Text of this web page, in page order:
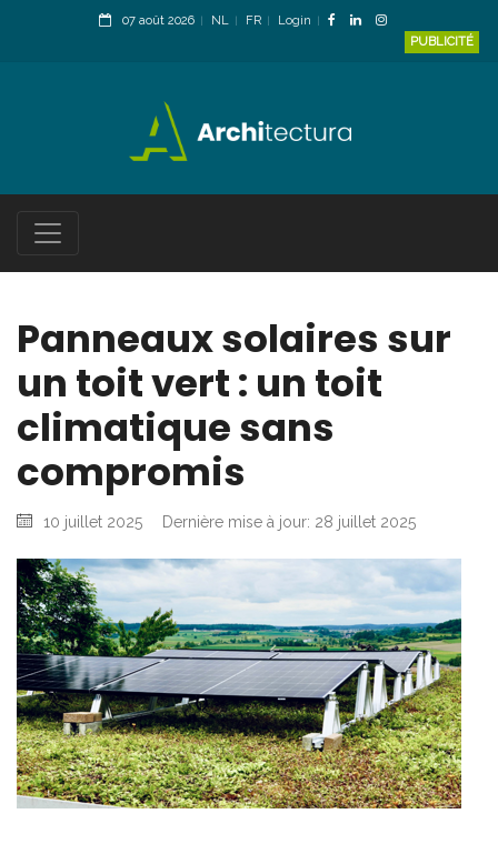
07 août 2026 NL FR
Login
PUBLICITÉ
Panneaux solaires sur
un toit vert : un toit
climatique sans
compromis
10 juillet 2025 Dernière mise à jour: 28 juillet 2025